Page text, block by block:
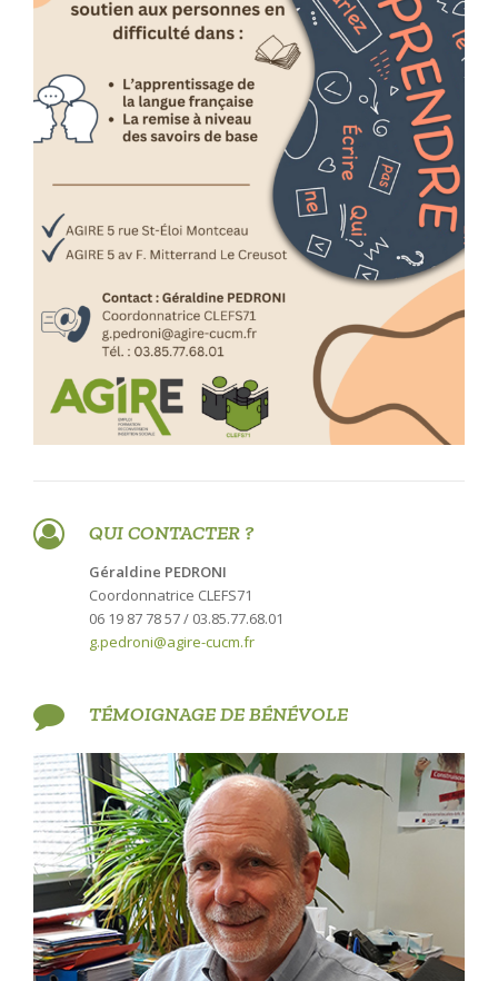
QUI CONTACTER ?
Géraldine PEDRONI
Coordonnatrice CLEFS71
06 19 87 78 57 / 03.85.77.68.01
g.pedroni@agire-cucm.fr
TÉMOIGNAGE DE BÉNÉVOLE